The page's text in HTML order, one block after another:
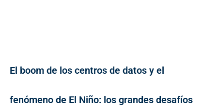
El boom de los centros de datos y el
fenómeno de El Niño: los grandes desafíos